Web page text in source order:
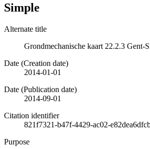
Simple
Alternate title
Grondmechanische kaart 22.2.3 Gent-
Date (Creation date)
2014-01-01
Date (Publication date)
2014-09-01
Citation identifier
821f7321-b47f-4429-ac02-
Purpose